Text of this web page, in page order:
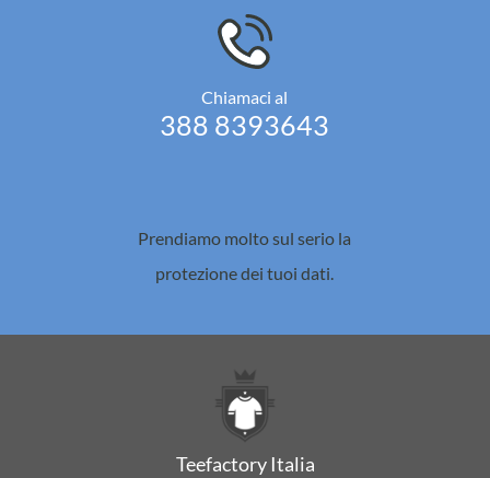
Chiamaci al
388 8393643
Prendiamo molto sul serio la
protezione dei tuoi dati.
Teefactory Italia